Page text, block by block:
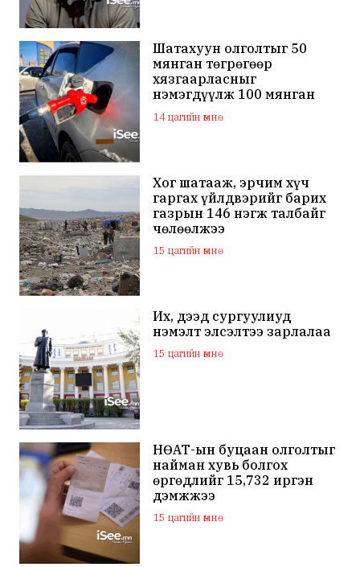
Шатахуун олголтыг 50
мянган төгрөгөөр
хязгаарласныг
нэмэгдүүлж 100 мянган
төгрөгт хүргэхээр судалж
байна
14 цагийн өмнө
Хог шатааж, эрчим хүч
гаргах үйлдвэрийг барих
газрын 146 нэгж талбайг
чөлөөлжээ
15 цагийн өмнө
Их, дээд сургуулиуд
нэмэлт элсэлтээ зарлалаа
15 цагийн өмнө
НӨАТ-ын буцаан олголтыг
найман хувь болгох
өргөдлийг 15,732 иргэн
дэмжжээ
15 цагийн өмнө